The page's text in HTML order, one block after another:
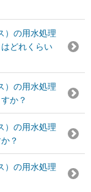
）の用水処理
どれくらい
）の用水処理
か？
）の用水処理
？
）の用水処理